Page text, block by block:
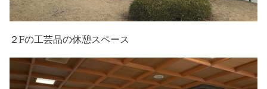
２Fの工芸品の休憩スペース